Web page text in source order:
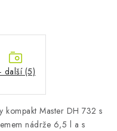
Reklamace
a baterií
Katalog
Master DH 732 s
nádrže 6,5 l a s
další (5)